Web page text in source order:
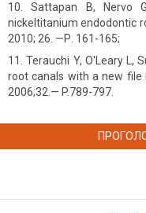
Sattapan B, Nervo
nickeltitanium endodontic
2010; 26. —Р. 161-165;
Terauchi Y, O'Leary L,
root canals with a new file
2006;32.— P.789-797.